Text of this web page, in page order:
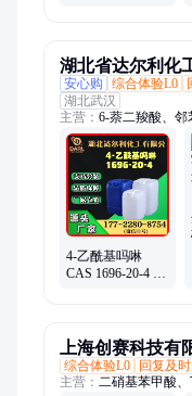
湖北省达尔利化
安心购
综合体验L0
湖北武汉
主营： 6-萘二羧酸、邻
丁酮、乙酰氧基苯乙
铯、胆酸钠、脱氧胆
醛、茶籽油、聚钨酸
油、柠檬桉醇、芳樟
4-乙酰基吗啉
CAS 1696-20-4 合
上海创赛科技有
综合体验L0
回复及时
主营： 二硝基苯甲酸